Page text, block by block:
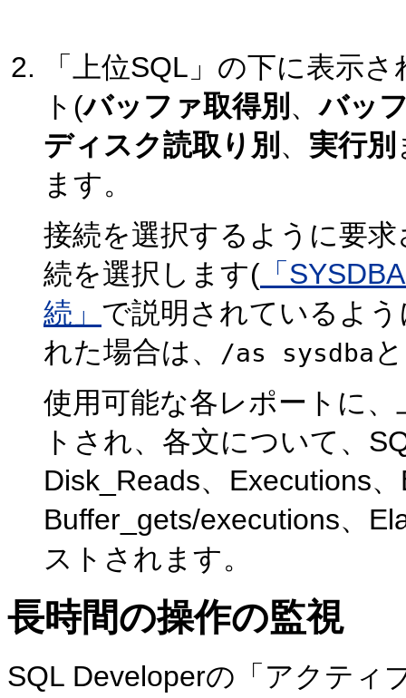
「上位SQL」の下に表示
ト(バッファ取得別 、バッ
ディスク読取り別 、 実行別
ます。
接続を選択するように要
続を選択します( 「
続」 で説明されているよ
れた場合は、
/as sysdba
使用可能な各レポートに
トされ、各文について、
Disk_Reads、Executions
Buffer_gets/executions、
ストされます。
長時間の操作の監視
SQL Developerの「アクティ